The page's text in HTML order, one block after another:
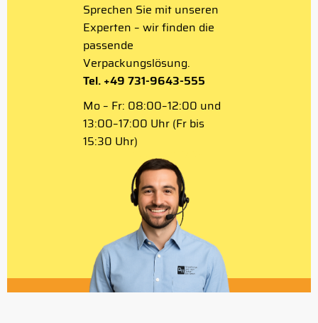
Sprechen Sie mit unseren
Experten – wir finden die
passende
Verpackungslösung.
Tel. +49 731-9643-555
Mo – Fr: 08:00–12:00 und
13:00–17:00 Uhr (Fr bis
15:30 Uhr)